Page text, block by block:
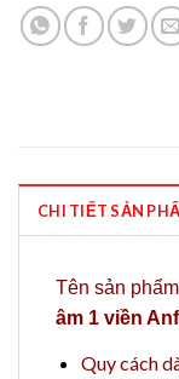
CHI TIẾT SẢN
Tên sản
âm 1 viền
Quy cách